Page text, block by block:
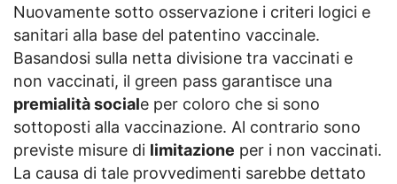
Nuovamente sotto osservazione i criteri logici e
sanitari alla base del patentino vaccinale.
Basandosi sulla netta divisione tra vaccinati e
non vaccinati, il green pass garantisce una
premialità sociale per coloro che si sono
sottoposti alla vaccinazione. Al contrario sono
previste misure di limitazione per i non vaccinati.
La causa di tale provvedimenti sarebbe dettato